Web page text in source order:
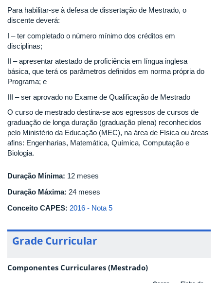
Para habilitar-se à defesa de dissertação de Mestrado, o
discente deverá:
I – ter completado o número mínimo dos créditos em
disciplinas;
II – apresentar atestado de proficiência em língua inglesa
básica, que terá os parâmetros definidos em norma própria do
Programa; e
III – ser aprovado no Exame de Qualificação de Mestrado
O curso de mestrado destina-se aos egressos de cursos de
graduação de longa duração (graduação plena) reconhecidos
pelo Ministério da Educação (MEC), na área de Física ou áreas
afins: Engenharias, Matemática, Química, Computação e
Biologia.
Duração Mínima: 12 meses
Duração Máxima: 24 meses
Conceito CAPES: 2016 - Nota 5
Grade Curricular
Componentes Curriculares (Mestrado)